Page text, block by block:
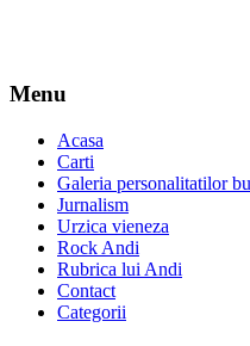
Menu
Acasa
Carti
Galeria personalitatilor
Jurnalism
Urzica vieneza
Rock Andi
Rubrica lui Andi
Contact
Categorii